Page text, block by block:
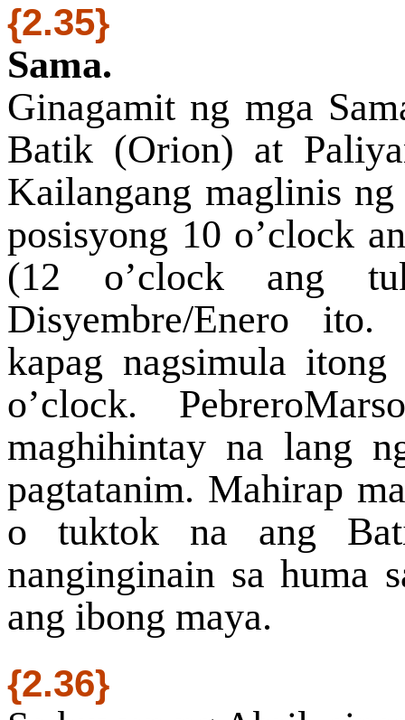
{2.35}
Sama.
Ginagamit ng mga
Batik (Orion) at
Kailangang maglinis ng
posisyong 10 o’clock
(12 o’clock ang
Disyembre/Enero ito.
kapag nagsimula
o’clock.
maghihintay na lang
pagtatanim. Mahirap
o tuktok na ang
nanginginain sa huma
ang ibong maya.
{2.36}